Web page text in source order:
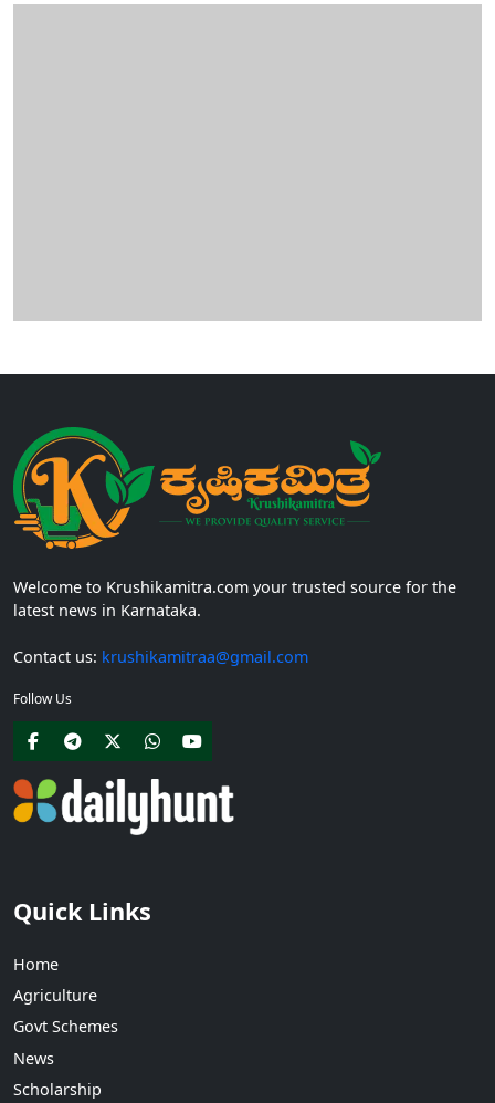
Welcome to Krushikamitra.com your trusted source for the
latest news in Karnataka.
Contact us: krushikamitraa@gmail.com
Follow Us
Quick Links
Home
Agriculture
Govt Schemes
News
Scholarship